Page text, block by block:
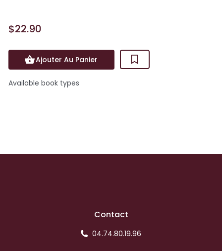
$22.90
Ajouter Au Panier
Available book types
Contact
04.74.80.19.96